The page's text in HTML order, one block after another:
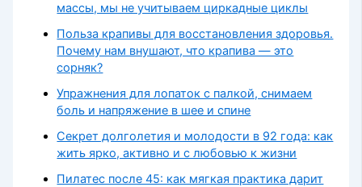
массы, мы не учитываем циркадные циклы
Польза крапивы для восстановления здоровья.
Почему нам внушают, что крапива — это
сорняк?
Упражнения для лопаток с палкой, снимаем
боль и напряжение в шее и спине
Секрет долголетия и молодости в 92 года: как
жить ярко, активно и с любовью к жизни
Пилатес после 45: как мягкая практика дарит